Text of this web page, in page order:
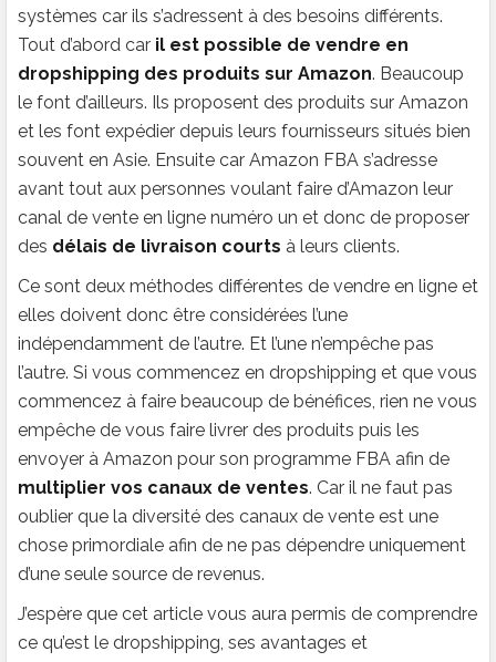
systèmes car ils s’adressent à des besoins différents.
Tout d’abord car il est possible de vendre en
dropshipping des produits sur Amazon. Beaucoup
le font d’ailleurs. Ils proposent des produits sur Amazon
et les font expédier depuis leurs fournisseurs situés bien
souvent en Asie. Ensuite car Amazon FBA s’adresse
avant tout aux personnes voulant faire d’Amazon leur
canal de vente en ligne numéro un et donc de proposer
des délais de livraison courts à leurs clients.
Ce sont deux méthodes différentes de vendre en ligne et
elles doivent donc être considérées l’une
indépendamment de l’autre. Et l’une n’empêche pas
l’autre. Si vous commencez en dropshipping et que vous
commencez à faire beaucoup de bénéfices, rien ne vous
empêche de vous faire livrer des produits puis les
envoyer à Amazon pour son programme FBA afin de
multiplier vos canaux de ventes. Car il ne faut pas
oublier que la diversité des canaux de vente est une
chose primordiale afin de ne pas dépendre uniquement
d’une seule source de revenus.
J’espère que cet article vous aura permis de comprendre
ce qu’est le dropshipping, ses avantages et